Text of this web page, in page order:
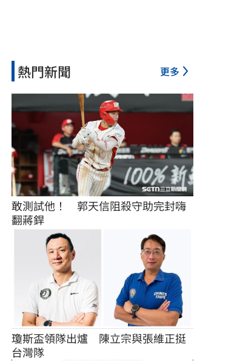
熱門新聞 更多
敢測試他！　郭天信阻殺守助完封嗨
翻蔣銲
瓊斯盃領隊出爐　陳立宗與張維正挺
台灣隊